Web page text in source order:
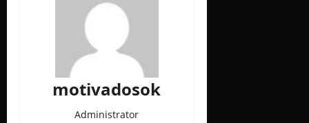
motivadosok
Administrator